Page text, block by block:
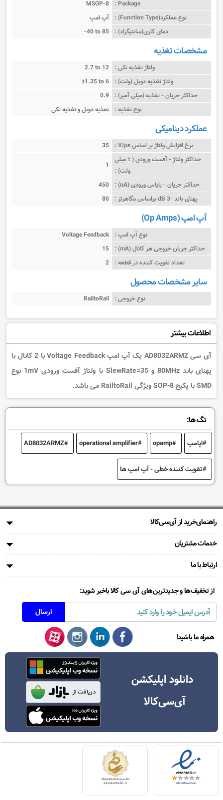
Package :
MSOP-8
نوع عملکرد(Function Type) :
آپ امپ
دمای کاری(سانتیگراد) : -40 to 85
مشخصات تغذیه
ولتاژ تغذیه تکی : 2.7 to 12
ولتاژ تغذیه دوبل (ولت) : ±1.35 to 6
حداکثر جریان - تغذیه (میلی آمپر) : 0.9
نوع تغذیه : تعذیه دوبل و تغذیه تکی
عملکرد دینامیکی
نرخ افزایش ولتاژ بر اساس V/µs :
35
حداکثر ولتاژ - آفست ورودی ( ± میلی
ولت) :
1
حداکثر جریان - بایاس ورودی (nA) :
450
پهنای باند -3 dB براساس مگاهرتز :
80
آپ امپ (Op Amps)
نوع آپ امپ : Voltage Feedback
حداکثر جریان خروجی هر کانال (mA) :
15
تعداد تقویت کننده در قطعه : 2
سایر مشخصات محصول
نوع خروجی : RailtoRail
اطلاعات بیشتر
آی سی AD8032ARMZ یک آپ امپ Voltage Feedback با 2 کانال با
پهنای باند 80MHz و SlewRate=35 با ولتاژ آفست ورودی 1mV نوع
SMD با پکیج 8-SOP ویژگی RailtoRail می باشد.
تگ ها:
اپامپ opamp
operational amplifier
AD8032ARMZ
تقویت کننده خطی - آپ امپ ها
راهنمای‌خرید از آی‌سی‌کالا
خدمات مشتریان
ارتباط با ما
از تخفیف‌ها و جدیدترین‌های آی سی کالا باخبر شوید:
همراه ما باشید!
دانلود اپلیکشن
آی‌سی‌کالا